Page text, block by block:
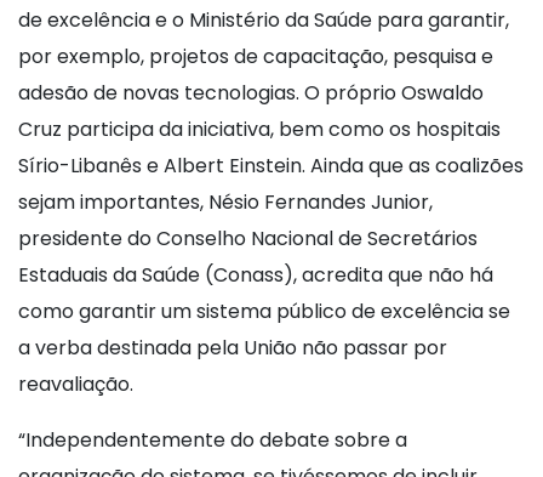
de excelência e o Ministério da Saúde para garantir,
por exemplo, projetos de capacitação, pesquisa e
adesão de novas tecnologias. O próprio Oswaldo
Cruz participa da iniciativa, bem como os hospitais
Sírio-Libanês e Albert Einstein. Ainda que as coalizões
sejam importantes, Nésio Fernandes Junior,
presidente do Conselho Nacional de Secretários
Estaduais da Saúde (Conass), acredita que não há
como garantir um sistema público de excelência se
a verba destinada pela União não passar por
reavaliação.
“Independentemente do debate sobre a